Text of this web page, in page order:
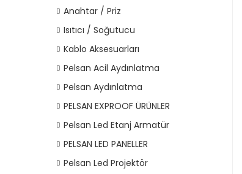
Anahtar / Priz
Isıtıcı / Soğutucu
Kablo Aksesuarları
Pelsan Acil Aydınlatma
Pelsan Aydınlatma
PELSAN EXPROOF ÜRÜNLER
Pelsan Led Etanj Armatür
PELSAN LED PANELLER
Pelsan Led Projektör